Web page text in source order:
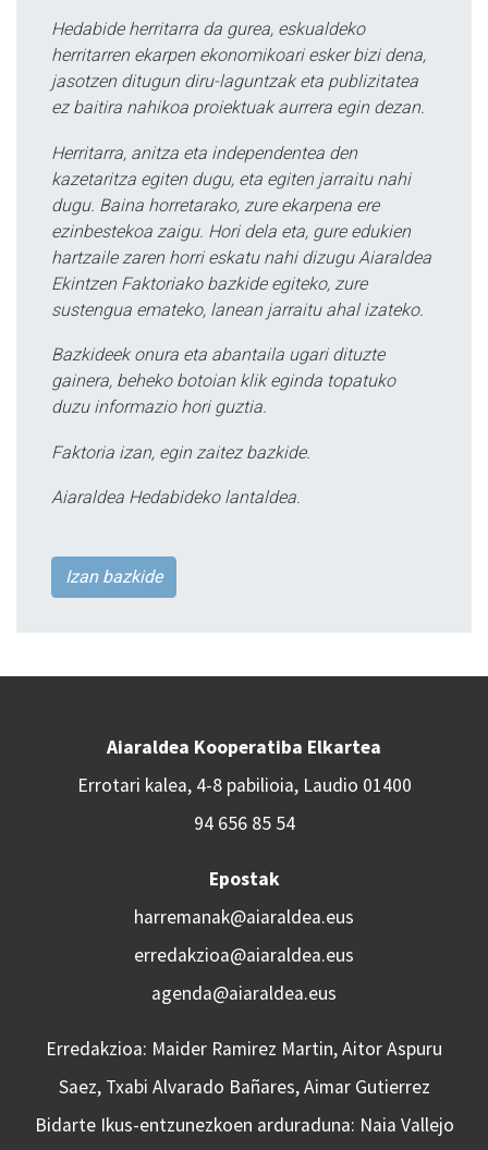
Hedabide herritarra da gurea, eskualdeko
herritarren ekarpen ekonomikoari esker bizi dena,
jasotzen ditugun diru-laguntzak eta publizitatea
ez baitira nahikoa proiektuak aurrera egin dezan.
Herritarra, anitza eta independentea den
kazetaritza egiten dugu, eta egiten jarraitu nahi
dugu. Baina horretarako, zure ekarpena ere
ezinbestekoa zaigu. Hori dela eta, gure edukien
hartzaile zaren horri eskatu nahi dizugu Aiaraldea
Ekintzen Faktoriako bazkide egiteko, zure
sustengua emateko, lanean jarraitu ahal izateko.
Bazkideek onura eta abantaila ugari dituzte
gainera, beheko botoian klik eginda topatuko
duzu informazio hori guztia.
Faktoria izan, egin zaitez bazkide.
Aiaraldea Hedabideko lantaldea.
Izan bazkide
Aiaraldea Kooperatiba Elkartea
Errotari kalea, 4-8 pabilioia, Laudio 01400
94 656 85 54
Epostak
harremanak@aiaraldea.eus
erredakzioa@aiaraldea.eus
agenda@aiaraldea.eus
Erredakzioa: Maider Ramirez Martin, Aitor Aspuru
Saez, Txabi Alvarado Bañares, Aimar Gutierrez
Bidarte Ikus-entzunezkoen arduraduna: Naia Vallejo